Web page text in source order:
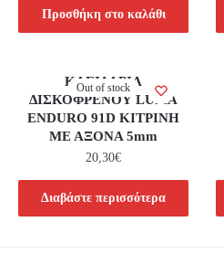
Προσθήκη στο καλάθι
Out of stock
ΚΛΕΙΔΑΡΙΑ
ΔΙΣΚΟΦΡΕΝΟΥ LUMA
ENDURO 91D ΚΙΤΡΙΝΗ
ΜΕ ΑΞΟΝΑ 5mm
20,30€
Διαβάστε περισσότερα